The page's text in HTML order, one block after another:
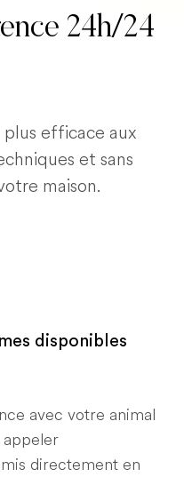
24h/24
efficace aux
et sans
maison.
disponibles
avec votre animal
appeler
directement en